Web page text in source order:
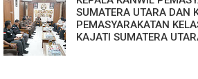
SUMATERA UTARA DAN
PEMASYARAKATAN
KAJATI SUMATERA